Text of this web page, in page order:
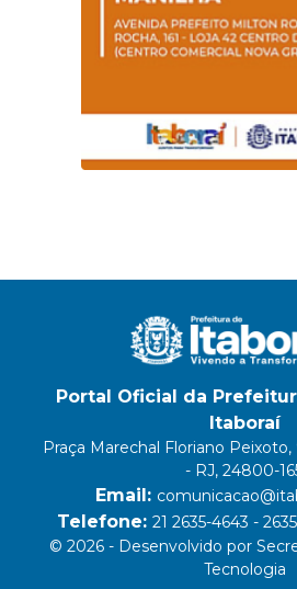
Portal Oficial da
Itaboraí
Praça Marechal Floriano
- RJ, 24800-
Email:
Telefone: 21 2635-4643 -
© 2026 - Desenvolvido por
Tecnologia